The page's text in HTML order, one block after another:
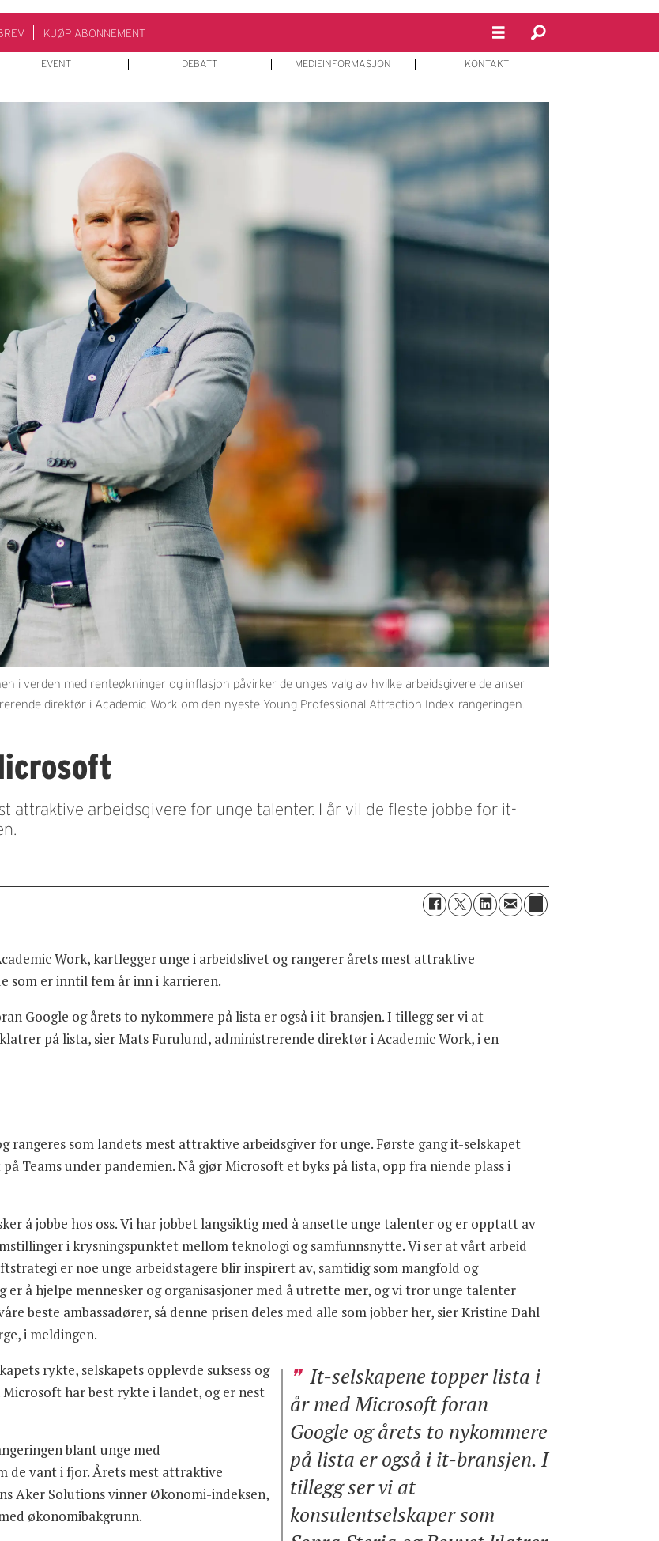
KJØP ABONNEMENT
EVENT DEBATT MEDIEINFORMASJON KONTAKT
i verden med renteøkninger og inflasjon påvirker de unges valg av hvilke arbeidsgivere de anser
direktør i Academic Work om den nyeste Young Professional Attraction Index-rangeringen.
attraktive arbeidsgivere for unge talenter. I år vil de fleste jobbe for it-
Work, kartlegger unge i arbeidslivet og rangerer årets mest attraktive
som er inntil fem år inn i karrieren.
Google og årets to nykommere på lista er også i it-bransjen. I tillegg ser vi at
på lista, sier Mats Furulund, administrerende direktør i Academic Work, i en
rangeres som landets mest attraktive arbeidsgiver for unge. Første gang it-selskapet
Teams under pandemien. Nå gjør Microsoft et byks på lista, opp fra niende plass i
å jobbe hos oss. Vi har jobbet langsiktig med å ansette unge talenter og er opptatt av
i krysningspunktet mellom teknologi og samfunnsnytte. Vi ser at vårt arbeid
er noe unge arbeidstagere blir inspirert av, samtidig som mangfold og
å hjelpe mennesker og organisasjoner med å utrette mer, og vi tror unge talenter
beste ambassadører, så denne prisen deles med alle som jobber her, sier Kristine Dahl
i meldingen.
It-selskapene topper lista i
år med Microsoft foran
Google og årets to nykommere
på lista er også i it-bransjen. I
tillegg ser vi at
konsulentselskaper som
rykte, selskapets opplevde suksess og
har best rykte i landet, og er nest
blant unge med
de vant i fjor. Årets mest attraktive
Aker Solutions vinner Økonomi-indeksen,
økonomibakgrunn.